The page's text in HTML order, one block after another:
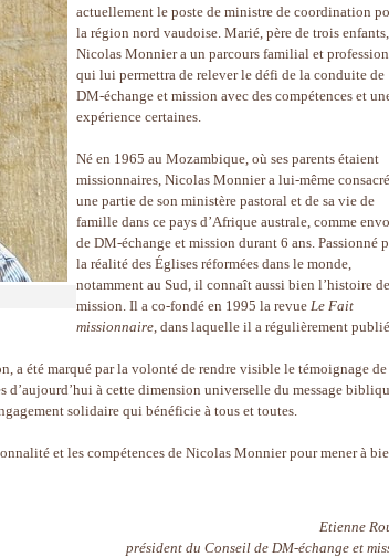
actuellement le poste de ministre de coordination
la région nord vaudoise. Marié, père de trois enfants,
Nicolas Monnier a un parcours familial et
qui lui permettra de relever le défi de la conduite de
DM-échange et mission avec des compétences et
expérience certaines.
Né en 1965 au Mozambique, où ses parents étaient
missionnaires, Nicolas Monnier a lui-même consacré
une partie de son ministère pastoral et de sa vie de
famille dans ce pays d’Afrique australe, comme
de DM-échange et mission durant 6 ans. Passionné
la réalité des Églises réformées dans le monde,
notamment au Sud, il connaît aussi bien l’histoire
mission. Il a co-fondé en 1995 la revue Le Fait
missionnaire, dans laquelle il a régulièrement
a été marqué par la volonté de rendre visible le témoignage de
d’aujourd’hui à cette dimension universelle du message
solidaire qui bénéficie à tous et toutes.
et les compétences de Nicolas Monnier pour mener à
Etienne
président du Conseil de DM-échange et